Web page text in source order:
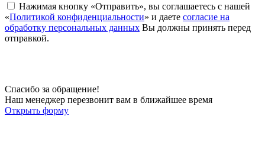
Нажимая кнопку «Отправить», вы соглашаетесь с нашей
«Политикой конфиденциальности» и даете согласие на
обработку персональных данных Вы должны принять перед
отправкой.
Спасибо за обращение!
Наш менеджер перезвонит вам в ближайшее время
Открыть форму